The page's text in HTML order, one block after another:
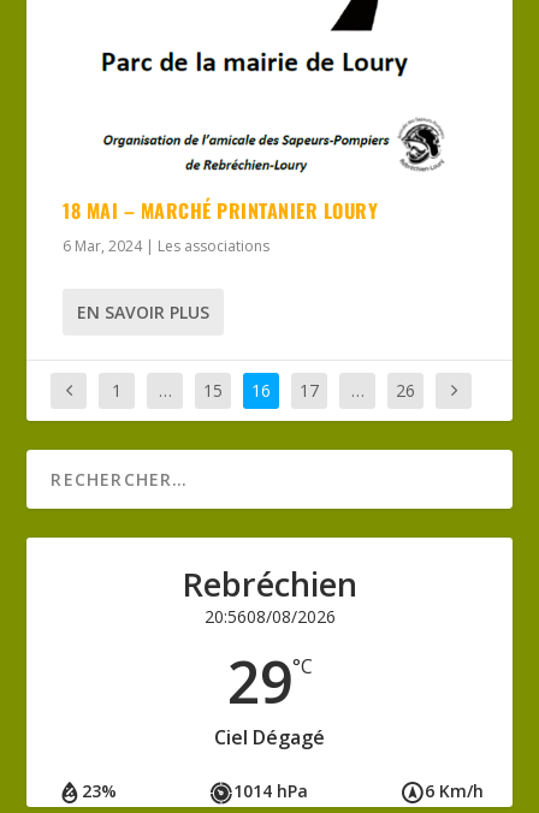
18 MAI – MARCHÉ PRINTANIER LOURY
6 Mar, 2024| Les associations
EN SAVOIR PLUS
1 … 15 16 17 … 26
Rebréchien
20:5608/08/2026
29°C
Ciel Dégagé
23% 1014 hPa 6 Km/h